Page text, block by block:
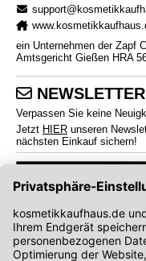
ein Unternehmen der Zapf
Amtsgericht Gießen HRA
NEWSLETTER
Verpassen Sie keine
Jetzt HIER unseren
nächsten Einkauf sichern!